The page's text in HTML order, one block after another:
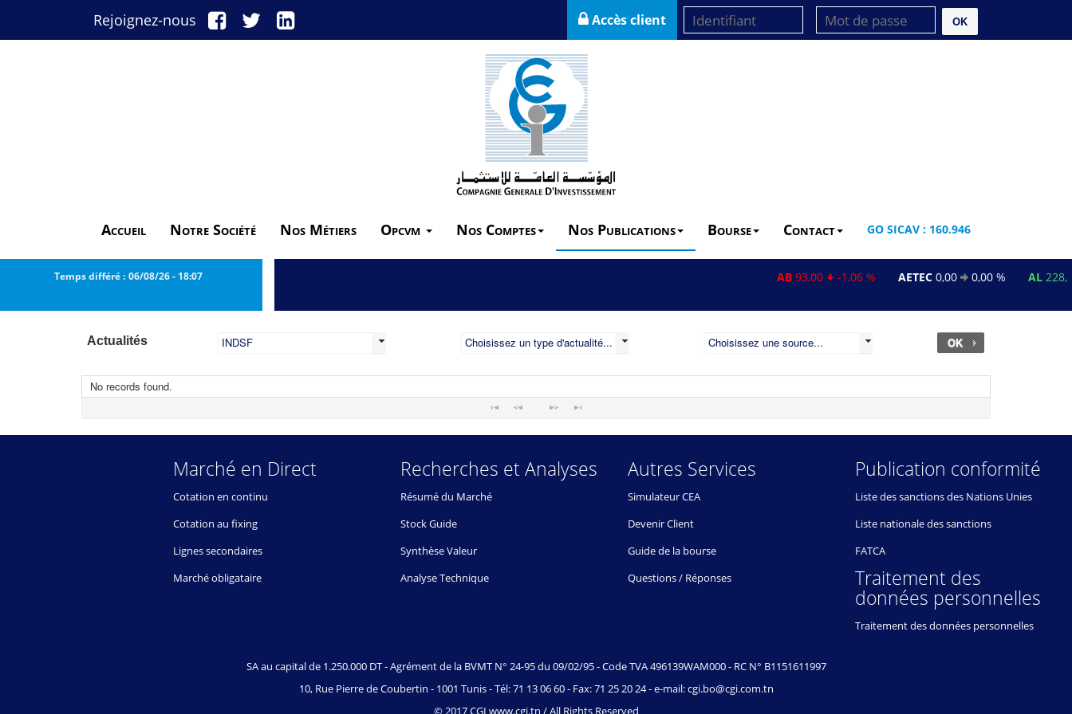
Rejoignez-nous Accès client OK
Accueil Notre Société Nos Métiers Opcvm Nos Comptes Nos Publications Bourse Contact GO SICAV : 160.946
Temps différé : 06/08/26- 18:07 AB 93,00 -1,06 % AETEC 0,00 0,00 % AL 228,60
Actualités INDSF Choisissez un type d'actualité... Choisissez une source... OK
No records found.
Marché en Direct
Cotation en continu
Cotation au fixing
Lignes secondaires
Marché obligataire
Recherches et Analyses
Résumé du Marché
Stock Guide
Synthèse Valeur
Analyse Technique
Autres Services
Simulateur CEA
Devenir Client
Guide de la bourse
Questions / Réponses
Publication conformité
Liste des sanctions des Nations Unies
Liste nationale des sanctions
FATCA
Traitement des
données personnelles
Traitement des données personnelles
SA au capital de 1.250.000 DT - Agrément de la BVMT N° 24-95 du 09/02/95 - Code TVA 496139WAM000 - RC N° B1151611997
10, Rue Pierre de Coubertin - 1001 Tunis - Tél: 71 13 06 60 - Fax: 71 25 20 24 - e-mail: cgi.bo@cgi.com.tn
© 2017 CGI www.cgi.tn / All Rights Reserved